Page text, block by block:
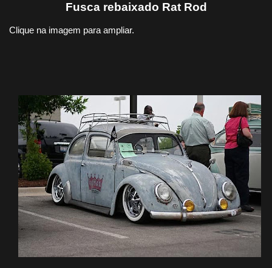
Fusca rebaixado Rat Rod
Clique na imagem para ampliar.